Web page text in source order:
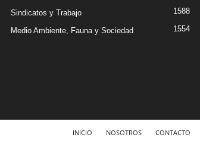
Sindicatos y Trabajo 1588
Medio Ambiente, Fauna y Sociedad 1554
INICIO NOSOTROS CONTACTO